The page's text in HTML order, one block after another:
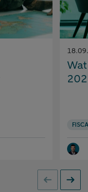
op:
Vorige